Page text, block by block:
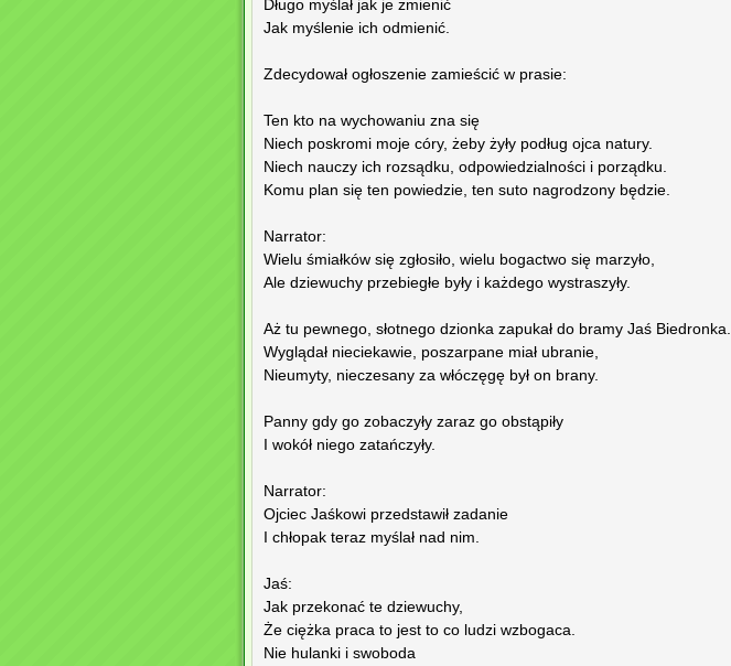
Długo myślał jak je zmienić
Jak myślenie ich odmienić.
Zdecydował ogłoszenie zamieścić w prasie:
Ten kto na wychowaniu zna się
Niech poskromi moje córy, żeby żyły podług ojca natury.
Niech nauczy ich rozsądku, odpowiedzialności i porządku.
Komu plan się ten powiedzie, ten suto nagrodzony będzie.
Narrator:
Wielu śmiałków się zgłosiło, wielu bogactwo się marzyło,
Ale dziewuchy przebiegłe były i każdego wystraszyły.
Aż tu pewnego, słotnego dzionka zapukał do bramy Jaś Biedronka.
Wyglądał nieciekawie, poszarpane miał ubranie,
Nieumyty, nieczesany za włóczęgę był on brany.
Panny gdy go zobaczyły zaraz go obstąpiły
I wokół niego zatańczyły.
Narrator:
Ojciec Jaśkowi przedstawił zadanie
I chłopak teraz myślał nad nim.
Jaś:
Jak przekonać te dziewuchy,
Że ciężka praca to jest to co ludzi wzbogaca.
Nie hulanki i swoboda